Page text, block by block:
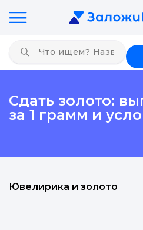
Сдать золото:
за 1 грамм и
Ювелирика и золото